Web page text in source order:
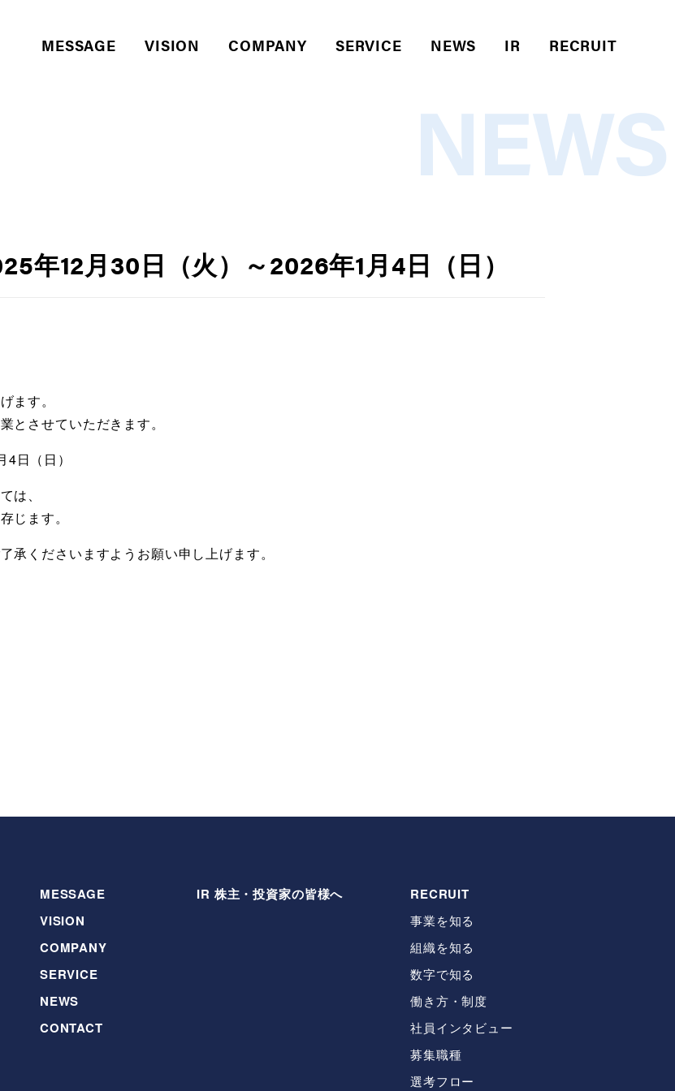
MESSAGE VISION COMPANY SERVICE NEWS IR RECRUIT
NEWS
年12月30日（火）～2026年1月4日（日）
ます。
とさせていただきます。
日（日）
は、
じます。
くださいますようお願い申し上げます。
MESSAGE
VISION
COMPANY
SERVICE
NEWS
CONTACT
IR 株主・投資家の皆様へ RECRUIT
事業を知る
組織を知る
数字で知る
働き方・制度
社員インタビュー
募集職種
選考フロー